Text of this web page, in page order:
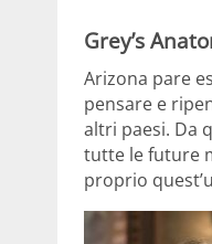
Grey’s
Arizona pare
pensare e
altri paesi. Da
tutte le future
proprio